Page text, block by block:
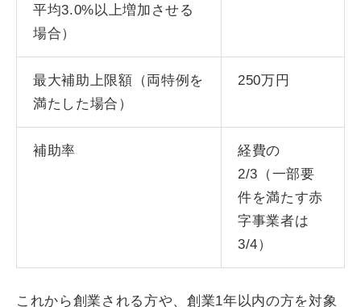
平均3.0%以上増加させる
場合）
最大補助上限額（両特例を
満たした場合）
250万円
補助率
経費の
2/3（一部要
件を満たす赤
字事業者は
3/4）
これから創業される方や、創業1年以内の方を対象